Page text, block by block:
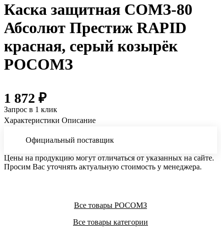
Каска защитная СОМЗ-80
Абсолют Престиж RAPID
красная, серый козырёк
РОСОМЗ
1 872 ₽
Запрос в 1 клик
Характеристики Описание
Официальный поставщик
Цены на продукцию могут отличаться от указанных на сайте.
Просим Вас уточнять актуальную стоимость у менеджера.
Все товары РОСОМЗ
Все товары категории